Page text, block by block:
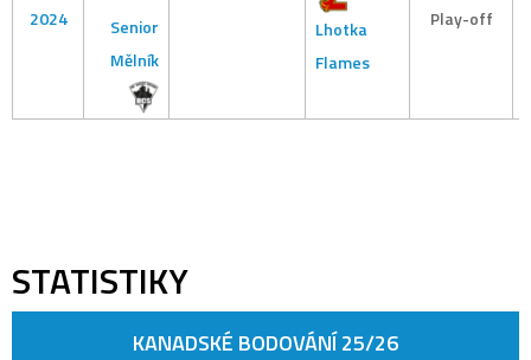
2024
Senior
Mělník
Lhotka
Flames
Play-off
STATISTIKY
KANADSKÉ BODOVÁNÍ 25/26